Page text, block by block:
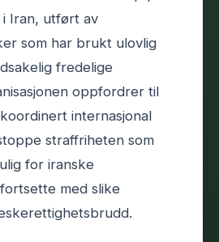
Iran, utført av
som har brukt ulovlig
fredelige
oppfordrer til
internasjonal
straffriheten som
for iranske
med slike